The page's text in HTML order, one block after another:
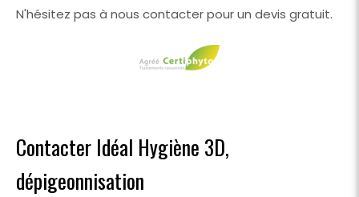
N'hésitez pas à nous contacter pour un devis gratuit.
Contacter Idéal Hygiène 3D,
dépigeonnisation